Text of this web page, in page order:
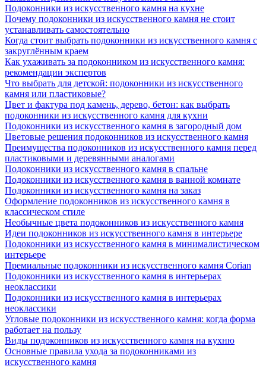
Подоконники из искусственного камня на кухне
Почему подоконники из искусственного камня не стоит
устанавливать самостоятельно
Когда стоит выбрать подоконники из искусственного камня с
закруглённым краем
Как ухаживать за подоконником из искусственного камня:
рекомендации экспертов
Что выбрать для детской: подоконники из искусственного
камня или пластиковые?
Цвет и фактура под камень, дерево, бетон: как выбрать
подоконники из искусственного камня для кухни
Подоконники из искусственного камня в загородный дом
Цветовые решения подоконников из искусственного камня
Преимущества подоконников из искусственного камня перед
пластиковыми и деревянными аналогами
Подоконники из искусственного камня в спальне
Подоконники из искусственного камня в ванной комнате
Подоконники из искусственного камня на заказ
Оформление подоконников из искусственного камня в
классическом стиле
Необычные цвета подоконников из искусственного камня
Идеи подоконников из искусственного камня в интерьере
Подоконники из искусственного камня в минималистическом
интерьере
Премиальные подоконники из искусственного камня Corian
Подоконники из искусственного камня в интерьерах
неоклассики
Подоконники из искусственного камня в интерьерах
неоклассики
Угловые подоконники из искусственного камня: когда форма
работает на пользу
Виды подоконников из искусственного камня на кухню
Основные правила ухода за подоконниками из
искусственного камня